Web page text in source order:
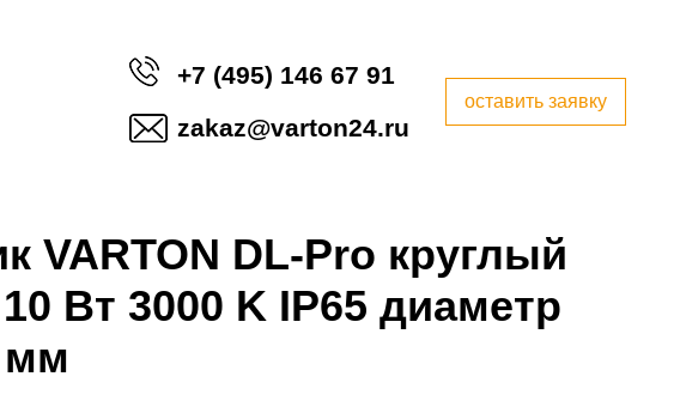
+7 (495) 146 67 91
zakaz@varton24.ru
оставить заявку
VARTON DL-Pro круглый
Вт 3000 K IP65 диаметр
мм